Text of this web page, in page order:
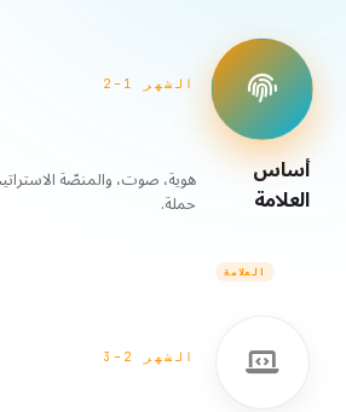
الشهر 1–2
أساس
العلامة هوية، صوت، والمنصّة
حملة.
العلامة
الشهر 2–3